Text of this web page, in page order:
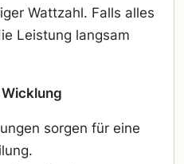
Wattzahl. Falls alles
Leistung langsam
sorgen für eine